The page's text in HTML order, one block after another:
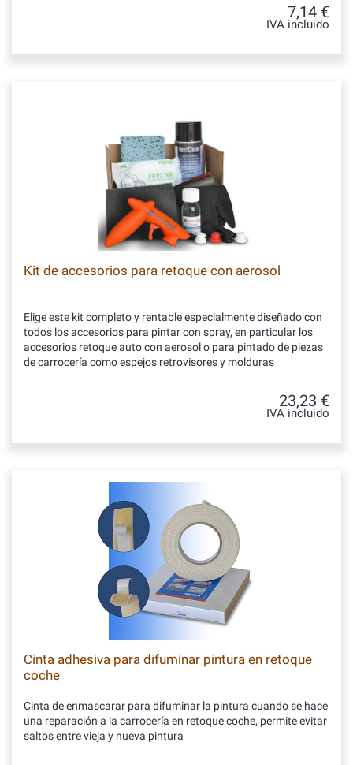
7,14 €
IVA incluido
Kit de accesorios para retoque con aerosol
Elige este kit completo y rentable especialmente diseñado con
todos los accesorios para pintar con spray, en particular los
accesorios retoque auto con aerosol o para pintado de piezas
de carrocería como espejos retrovisores y molduras
23,23 €
IVA incluido
Cinta adhesiva para difuminar pintura en retoque
coche
Cinta de enmascarar para difuminar la pintura cuando se hace
una reparación a la carrocería en retoque coche, permite evitar
saltos entre vieja y nueva pintura